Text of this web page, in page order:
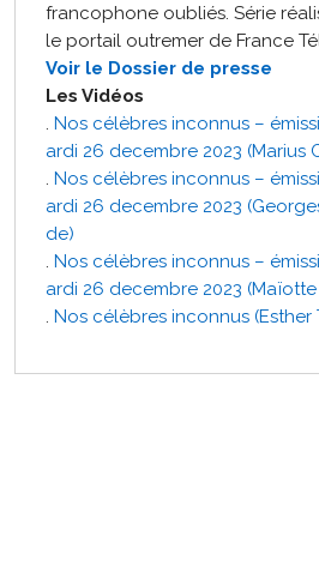
francophone oubliés. Série
le portail outremer de France
Voir le Dossier de presse
Les Vidéos
. Nos célèbres inconnus –
ardi 26 decembre 2023 (Marius
. Nos célèbres inconnus –
ardi 26 decembre 2023
de)
. Nos célèbres inconnus –
ardi 26 decembre 2023
. Nos célèbres inconnus (Esther